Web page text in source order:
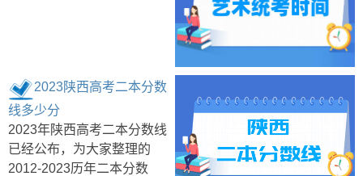
2023陕西高考二本分数
线多少分
2023年陕西高考二本分数线
已经公布，为大家整理的
2012-2023历年二本分数